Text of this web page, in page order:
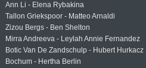
Ann Li - Elena Rybakina
Tallon Griekspoor - Matteo Arnaldi
Zizou Bergs - Ben Shelton
Mirra Andreeva - Leylah Annie Fernandez
Botic Van De Zandschulp - Hubert Hurkacz
Bochum - Hertha Berlin